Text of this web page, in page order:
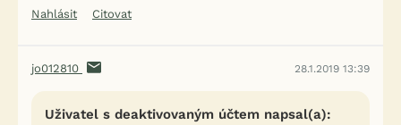
Nahlásit
Citovat
jo012810 28.1.2019 13:39
Uživatel s deaktivovaným účtem napsal(a):